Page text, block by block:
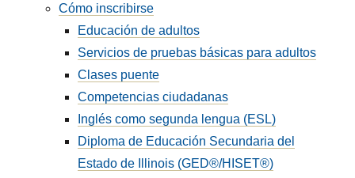
Cómo inscribirse
Educación de adultos
Servicios de pruebas básicas para adultos
Clases puente
Competencias ciudadanas
Inglés como segunda lengua (ESL)
Diploma de Educación Secundaria del
Estado de Illinois (GED®/HISET®)